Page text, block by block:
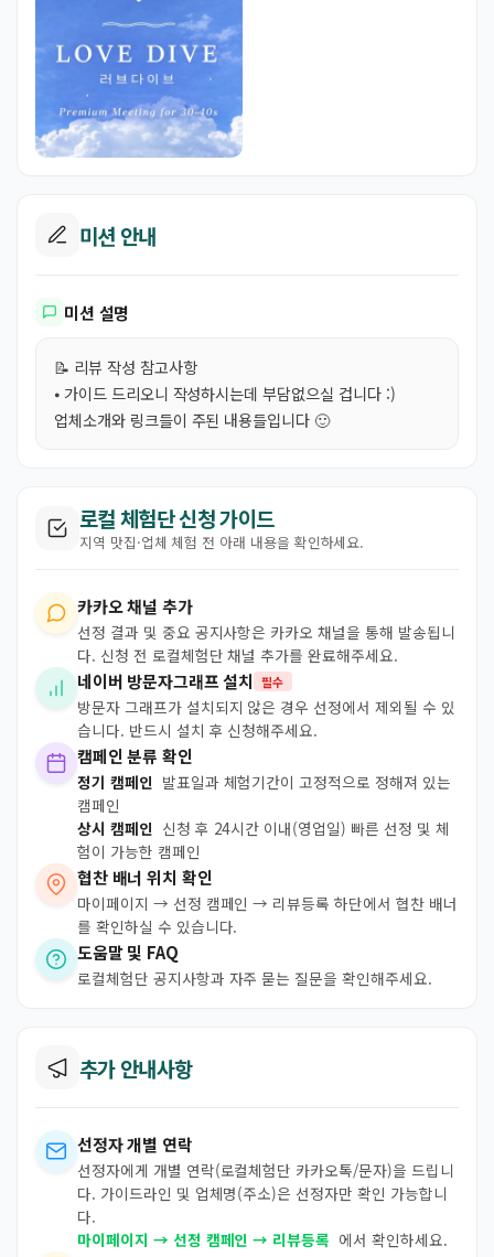
미션 안내
미션 설명
📝 리뷰 작성 참고사항
⦁ 가이드 드리오니 작성하시는데 부담없으실 겁니다 :)
업체소개와 링크들이 주된 내용들입니다 🙂
로컬 체험단 신청 가이드
지역 맛집·업체 체험 전 아래 내용을 확인하세요.
카카오 채널 추가
선정 결과 및 중요 공지사항은 카카오 채널을 통해 발송됩니
다. 신청 전 로컬체험단 채널 추가를 완료해주세요.
네이버 방문자그래프 설치 필수
방문자 그래프가 설치되지 않은 경우 선정에서 제외될 수 있
습니다. 반드시 설치 후 신청해주세요.
캠페인 분류 확인
정기 캠페인 발표일과 체험기간이 고정적으로 정해져 있는
캠페인
상시 캠페인 신청 후 24시간 이내(영업일) 빠른 선정 및 체
험이 가능한 캠페인
협찬 배너 위치 확인
마이페이지 → 선정 캠페인 → 리뷰등록 하단에서 협찬 배너
를 확인하실 수 있습니다.
도움말 및 FAQ
로컬체험단 공지사항과 자주 묻는 질문을 확인해주세요.
추가 안내사항
선정자 개별 연락
선정자에게 개별 연락(로컬체험단 카카오톡/문자)을 드립니
다. 가이드라인 및 업체명(주소)은 선정자만 확인 가능합니
다.
마이페이지 → 선정 캠페인 → 리뷰등록 에서 확인하세요.